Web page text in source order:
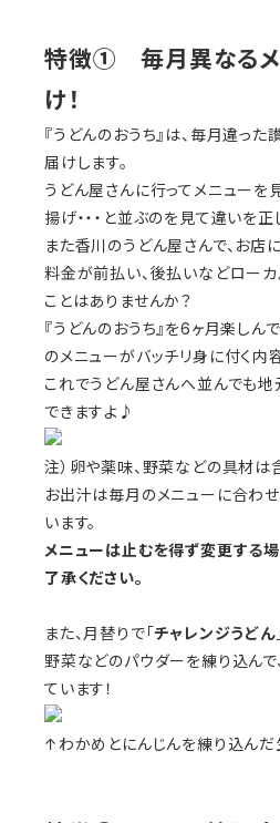
特徴① 毎月異なるメ
け！
『うどんのおうち』は、毎月違っ
届けします。
うどん屋さんに行ってメニューを
揚げ・・・と並ぶのを見て違いを
また香川のうどん屋さんで、お店
料金が前払い、後払いなどロー
ことはありませんか？
『うどんのおうち』を6ヶ月楽しん
のメニューがバッチリ身に付く内
これでうどん屋さんへ並んでも
できますよ♪
注）卵や薬味、野菜などの具材は
お出汁は毎月のメニューに合わせ
います。
メニューは止むを得ず変更する
了承ください。
また、月替りで「チャレンジうどん
野菜などのパウダーを練り込んで
ています！
↑わかめとにんじんを練り込ん